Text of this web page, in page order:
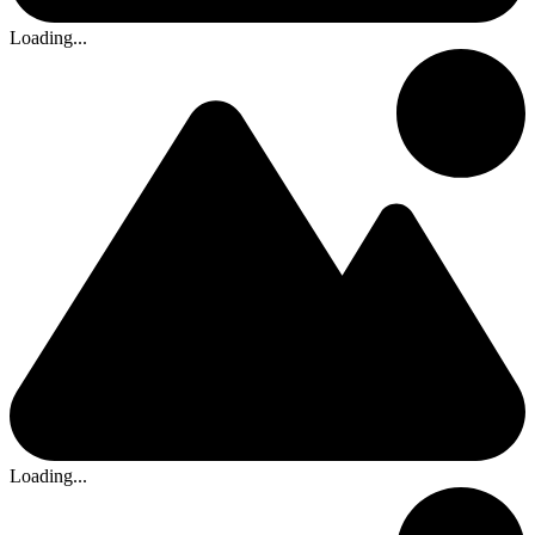
Loading...
Loading...